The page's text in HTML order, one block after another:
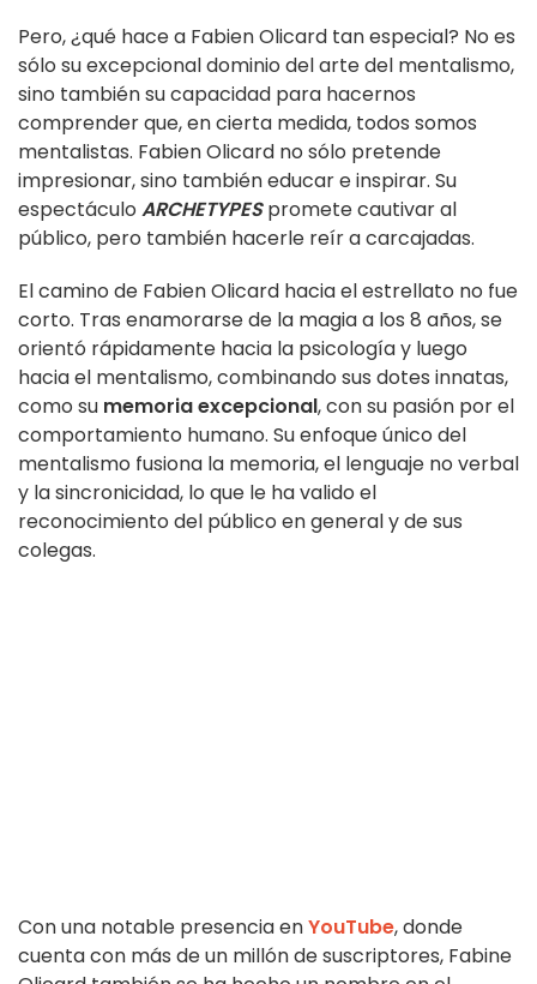
Pero, ¿qué hace a Fabien Olicard tan especial? No es
sólo su excepcional dominio del arte del mentalismo,
sino también su capacidad para hacernos
comprender que, en cierta medida, todos somos
mentalistas. Fabien Olicard no sólo pretende
impresionar, sino también educar e inspirar. Su
espectáculo ARCHETYPESpromete cautivar al
público, pero también hacerle reír a carcajadas.
El camino de Fabien Olicard hacia el estrellato no fue
corto. Tras enamorarse de la magia a los 8 años, se
orientó rápidamente hacia la psicología y luego
hacia el mentalismo, combinando sus dotes innatas,
como su memoria excepcional, con su pasión por el
comportamiento humano. Su enfoque único del
mentalismo fusiona la memoria, el lenguaje no verbal
y la sincronicidad, lo que le ha valido el
reconocimiento del público en general y de sus
colegas.
Con una notable presencia enYouTube, donde
cuenta con más de un millón de suscriptores, Fabine